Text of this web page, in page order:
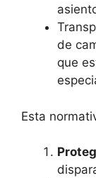
de
que
Esta